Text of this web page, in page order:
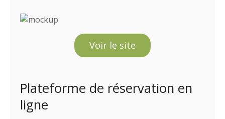
Voir le site
Plateforme de réservation en
ligne